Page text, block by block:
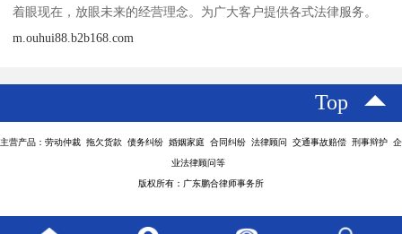
着眼现在，放眼未来的经营理念。为广大客户提供各式法律服务。
m.ouhui88.b2b168.com
Top
主营产品：劳动仲裁 拖欠货款 债务纠纷 婚姻家庭 合同纠纷 法律顾问 交通事故赔偿 刑事辩护 企
业法律顾问等
版权所有：广东鹏合律师事务所